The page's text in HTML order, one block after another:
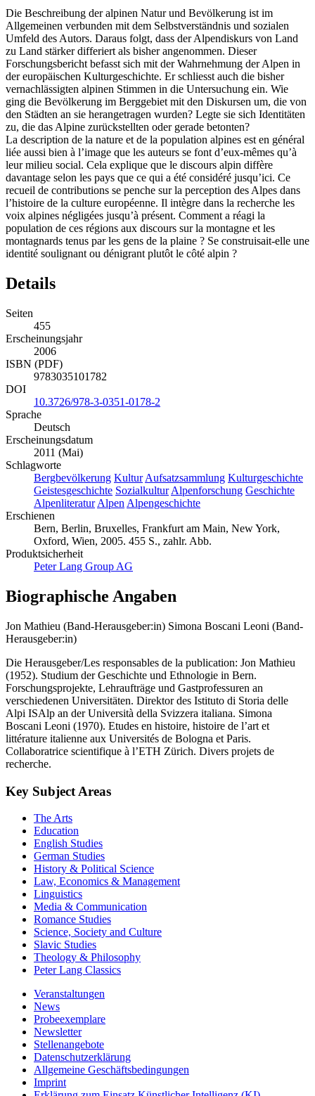
Die Beschreibung der alpinen Natur und Bevölkerung ist im
Allgemeinen verbunden mit dem Selbstverständnis und sozialen
Umfeld des Autors. Daraus folgt, dass der Alpendiskurs von Land
zu Land stärker differiert als bisher angenommen. Dieser
Forschungsbericht befasst sich mit der Wahrnehmung der Alpen in
der europäischen Kulturgeschichte. Er schliesst auch die bisher
vernachlässigten alpinen Stimmen in die Untersuchung ein. Wie
ging die Bevölkerung im Berggebiet mit den Diskursen um, die von
den Städten an sie herangetragen wurden? Legte sie sich Identitäten
zu, die das Alpine zurückstellten oder gerade betonten?
La description de la nature et de la population alpines est en général
liée aussi bien à l’image que les auteurs se font d’eux-mêmes qu’à
leur milieu social. Cela explique que le discours alpin diffère
davantage selon les pays que ce qui a été considéré jusqu’ici. Ce
recueil de contributions se penche sur la perception des Alpes dans
l’histoire de la culture européenne. Il intègre dans la recherche les
voix alpines négligées jusqu’à présent. Comment a réagi la
population de ces régions aux discours sur la montagne et les
montagnards tenus par les gens de la plaine ? Se construisait-elle une
identité soulignant ou dénigrant plutôt le côté alpin ?
Details
Seiten
455
Erscheinungsjahr
2006
ISBN (PDF)
9783035101782
DOI
10.3726/978-3-0351-0178-2
Sprache
Deutsch
Erscheinungsdatum
2011 (Mai)
Schlagworte
Bergbevölkerung Kultur Aufsatzsammlung Kulturgeschichte
Geistesgeschichte Sozialkultur Alpenforschung Geschichte
Alpenliteratur Alpen Alpengeschichte
Erschienen
Bern, Berlin, Bruxelles, Frankfurt am Main, New York,
Oxford, Wien, 2005. 455 S., zahlr. Abb.
Produktsicherheit
Peter Lang Group AG
Biographische Angaben
Jon Mathieu (Band-Herausgeber:in) Simona Boscani Leoni (Band-
Herausgeber:in)
Die Herausgeber/Les responsables de la publication: Jon Mathieu
(1952). Studium der Geschichte und Ethnologie in Bern.
Forschungsprojekte, Lehraufträge und Gastprofessuren an
verschiedenen Universitäten. Direktor des Istituto di Storia delle
Alpi ISAlp an der Università della Svizzera italiana. Simona
Boscani Leoni (1970). Etudes en histoire, histoire de l’art et
littérature italienne aux Universités de Bologna et Paris.
Collaboratrice scientifique à l’ETH Zürich. Divers projets de
recherche.
Key Subject Areas
The Arts
Education
English Studies
German Studies
History & Political Science
Law, Economics & Management
Linguistics
Media & Communication
Romance Studies
Science, Society and Culture
Slavic Studies
Theology & Philosophy
Peter Lang Classics
Veranstaltungen
News
Probeexemplare
Newsletter
Stellenangebote
Datenschutzerklärung
Allgemeine Geschäftsbedingungen
Imprint